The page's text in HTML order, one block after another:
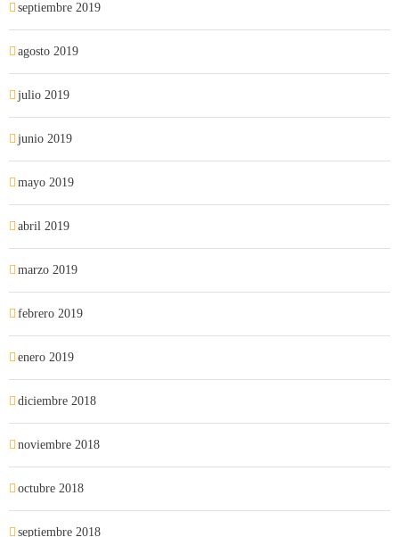
septiembre 2019
agosto 2019
julio 2019
junio 2019
mayo 2019
abril 2019
marzo 2019
febrero 2019
enero 2019
diciembre 2018
noviembre 2018
octubre 2018
septiembre 2018